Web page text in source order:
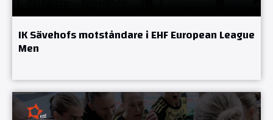
IK Sävehofs motståndare i EHF European League
Men